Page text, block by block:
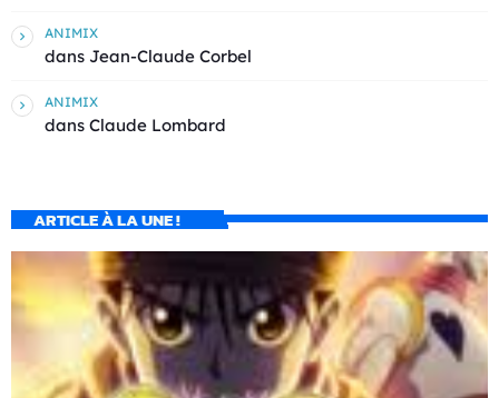
ANIMIX
dans Jean-Claude Corbel
ANIMIX
dans Claude Lombard
ARTICLE À LA UNE !